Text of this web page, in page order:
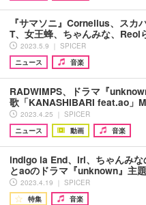
『サマソニ』Cornelius、スカ
T、女王蜂、ちゃんみな、
2023.5.9 ｜ SPICER
ニュース
音楽
RADWIMPS、ドラマ『
歌「KANASHIBARI feat.ao」
2023.4.25 ｜ SPICER
ニュース
動画 音楽
indigo la End、iri、ちゃんみ
とaoのドラマ『unknown』主
2023.4.19 ｜ SPICER
特集
音楽